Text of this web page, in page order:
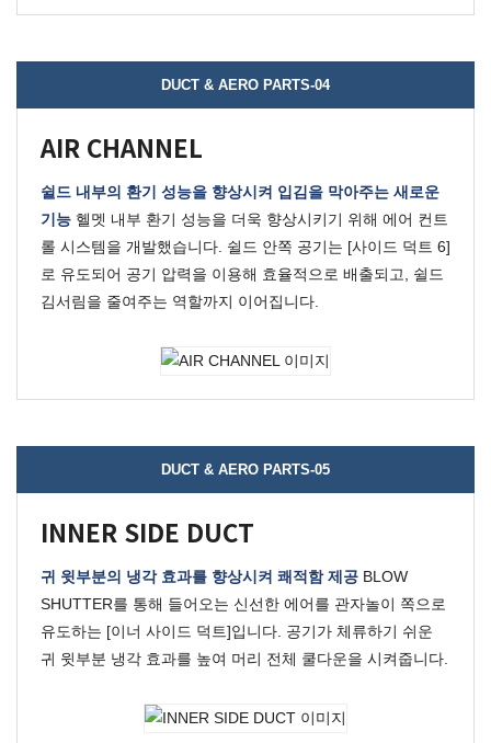
DUCT & AERO PARTS-04
AIR CHANNEL
쉴드 내부의 환기 성능을 향상시켜 입김을 막아주는 새로운
기능 헬멧 내부 환기 성능을 더욱 향상시키기 위해 에어 컨트
롤 시스템을 개발했습니다. 쉴드 안쪽 공기는 [사이드 덕트 6]
로 유도되어 공기 압력을 이용해 효율적으로 배출되고, 쉴드
김서림을 줄여주는 역할까지 이어집니다.
DUCT & AERO PARTS-05
INNER SIDE DUCT
귀 윗부분의 냉각 효과를 향상시켜 쾌적함 제공 BLOW
SHUTTER를 통해 들어오는 신선한 에어를 관자놀이 쪽으로
유도하는 [이너 사이드 덕트]입니다. 공기가 체류하기 쉬운
귀 윗부분 냉각 효과를 높여 머리 전체 쿨다운을 시켜줍니다.